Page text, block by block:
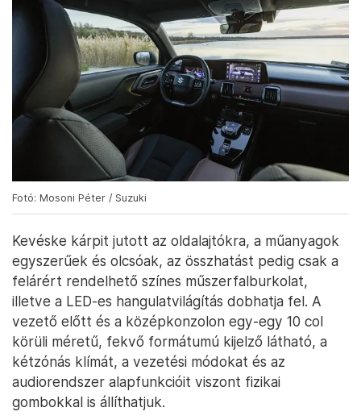
Fotó: Mosoni Péter / Suzuki
Kevéske kárpit jutott az oldalajtókra, a műanyagok
egyszerűek és olcsóak, az összhatást pedig csak a
felárért rendelhető színes műszerfalburkolat,
illetve a LED-es hangulatvilágítás dobhatja fel. A
vezető előtt és a középkonzolon egy-egy 10 col
körüli méretű, fekvő formátumú kijelző látható, a
kétzónás klímát, a vezetési módokat és az
audiorendszer alapfunkcióit viszont fizikai
gombokkal is állíthatjuk.